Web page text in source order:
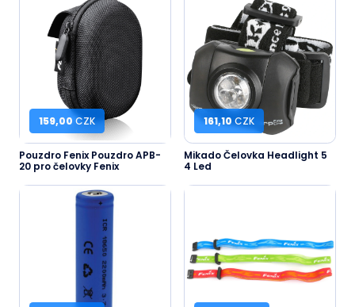
159,00 CZK
Pouzdro Fenix Pouzdro APB-
20 pro čelovky Fenix
161,10 CZK
Mikado Čelovka Headlight 5
4 Led